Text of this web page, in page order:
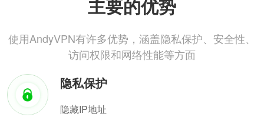
主要的优势
使用AndyVPN有许多优势，涵盖隐私保护、安全性、
访问权限和网络性能等方面
隐私保护
隐藏IP地址